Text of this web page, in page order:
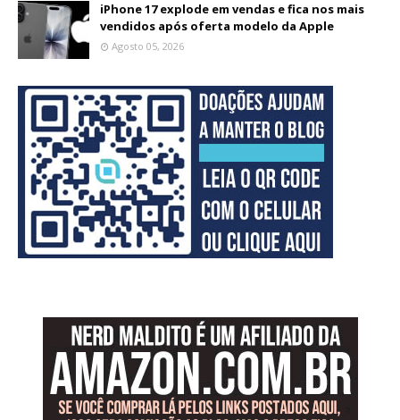
iPhone 17 explode em vendas e fica nos mais
vendidos após oferta modelo da Apple
Agosto 05, 2026